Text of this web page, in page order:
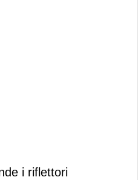
i riflettori